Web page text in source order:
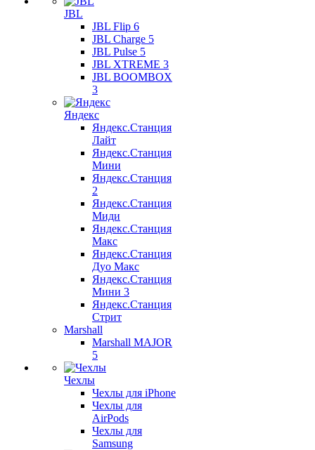
JBL
JBL Flip 6
JBL Charge 5
JBL Pulse 5
JBL XTREME 3
JBL BOOMBOX
3
Яндекс
Яндекс.Станция
Лайт
Яндекс.Станция
Мини
Яндекс.Станция
2
Яндекс.Станция
Миди
Яндекс.Станция
Макс
Яндекс.Станция
Дуо Макс
Яндекс.Станция
Мини 3
Яндекс.Станция
Стрит
Marshall
Marshall MAJOR
5
Чехлы
Чехлы для iPhone
Чехлы для
AirPods
Чехлы для
Samsung